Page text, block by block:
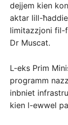
dejjem kien
aktar lill-
limitazzjoni fil-
Dr Muscat.
L-eks Prim
programm
inbniet
kien l-ewwel